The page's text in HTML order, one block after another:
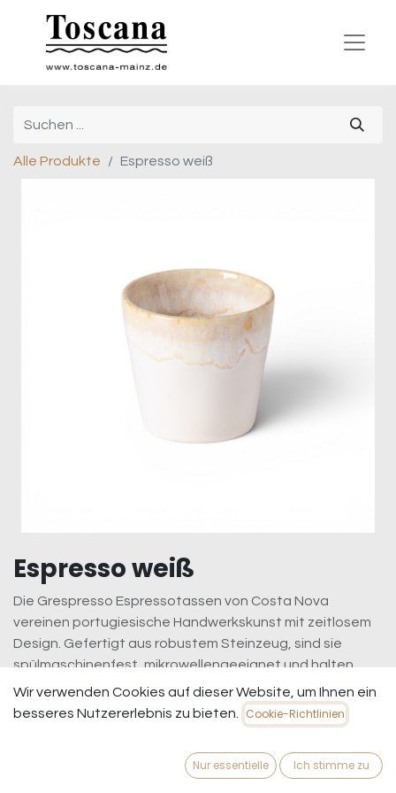
Alle Produkte Espresso weiß
Espresso weiß
Die Grespresso Espressotassen von Costa Nova
vereinen portugiesische Handwerkskunst mit zeitlosem
Design. Gefertigt aus robustem Steinzeug, sind sie
spülmaschinenfest, mikrowellengeeignet und halten
dein Espresso-Aroma perfekt. Ideal für Genießer, die
Wert auf Qualität, Nachhaltigkeit und Stil legen – ob zu
zzgl. Versandkosten
Wir verwenden Cookies auf dieser Website, um Ihnen ein
besseres Nutzererlebnis zu bieten.
Cookie-Richtlinien
Nur essentielle Ich stimme zu